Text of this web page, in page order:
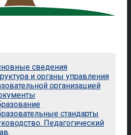
сведения
и органы управления
организацией
стандарты
Педагогический